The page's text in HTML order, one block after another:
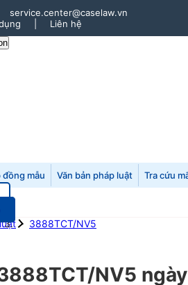
service.center@caselaw.vn
Liên hệ
đồng mẫu Văn bản pháp luật Tra cứu
3888TCT/NV5
NV5